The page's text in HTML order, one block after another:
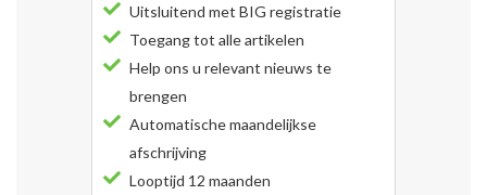
Uitsluitend met BIG registratie
Toegang tot alle artikelen
Help ons u relevant nieuws te
brengen
Automatische maandelijkse
afschrijving
Looptijd 12 maanden